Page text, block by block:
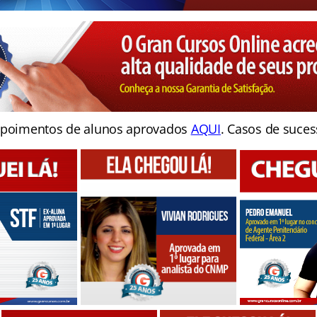
de alunos aprovados AQUI. Casos de